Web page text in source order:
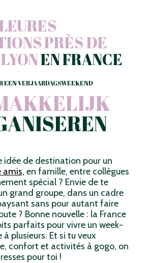
PRÈS DE
EN FRANCE
EEN VERJAARDAGSWEEKEND
idée de destination pour un
amis, en famille, entre collègues
spécial ? Envie de te
grand groupe, dans un cadre
sans pour autant faire
? Bonne nouvelle : la France
parfaits pour vivre un week-
plusieurs. Et si tu veux
confort et activités à gogo, on
pour toi !